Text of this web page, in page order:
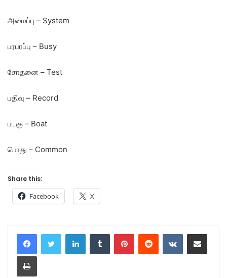
அமைப்பு – System
பரபரப்பு – Busy
சோதனை – Test
பதிவு – Record
படகு – Boat
பொது – Common
Share this:
Facebook X
LinkedInTumblr PinterestReddit VKontakteShare via Email
Print